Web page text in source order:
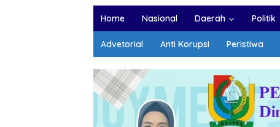
Home Nasional Daerah Politik
Advetorial Anti Korupsi Peristiwa